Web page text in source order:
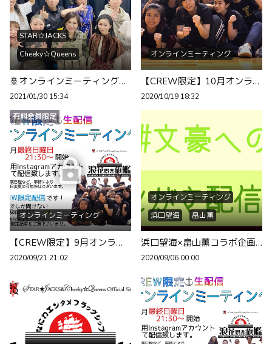
STAR☆JACKS
Cheeky☆Queens
🚢オンラインミーティングのお知らせ⚓️
2021/01/30 15:34
オンラインミーティング
【CREW限定】10月オンラインミーティングのお知らせ
2020/10/19 18:32
有料会員限定
オンラインミーティング
【CREW限定】9月オンラインミーティングのお知らせ
2020/09/21 21:02
オンラインミーティング
浜口望海
畠山薫
浜口望海×畠山薫コラボ企画『 #文豪への道 』～9/6生配信のお知らせ～
2020/09/06 00:00